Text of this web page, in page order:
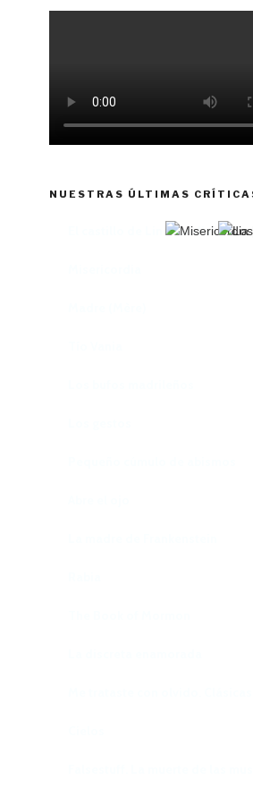
NUESTRAS ÚLTIMAS
El castillo de Lindabridis